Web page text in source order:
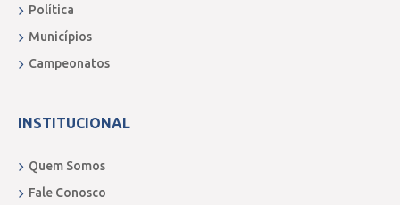
Política
Municípios
Campeonatos
INSTITUCIONAL
Quem Somos
Fale Conosco